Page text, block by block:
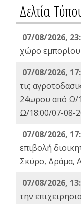
Δελτία
07/08/2026,
χώρο
07/08/2026,
τις
24ωρου από Ω/
Ω/18:00/07-08-
07/08/2026,
επιβολή
Σκύρο, Δράμα,
07/08/2026,
την